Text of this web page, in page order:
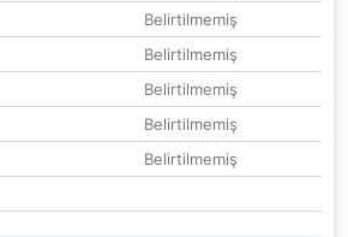
Belirtilmemiş
Belirtilmemiş
Belirtilmemiş
Belirtilmemiş
Belirtilmemiş